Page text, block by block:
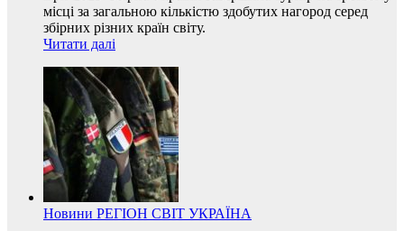
місці за загальною кількістю здобутих нагород серед
збірних різних країн світу.
Читати далі
Новини РЕГІОН СВІТ УКРАЇНА